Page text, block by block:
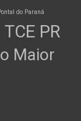
do Paraná
TCE PR
Maior